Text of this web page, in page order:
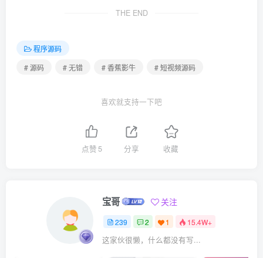
THE END
程序源码
# 源码
# 无错 # 香蕉影牛 # 短视频源码
喜欢就支持一下吧
点赞 5 分享 收藏
宝哥 关注
239 2 1 15.4W+
这家伙很懒，什么都没有写...